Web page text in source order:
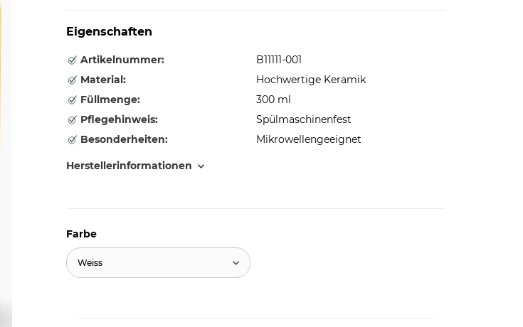
Eigenschaften
Artikelnummer:
B11111-001
Material:
Hochwertige Keramik
Füllmenge:
300 ml
Pflegehinweis:
Spülmaschinenfest
Besonderheiten:
Mikrowellengeeignet
Herstellerinformationen
Farbe
Weiss